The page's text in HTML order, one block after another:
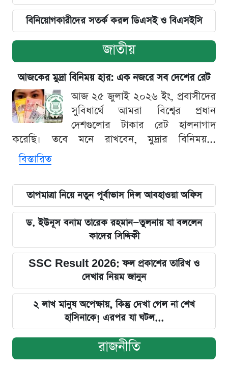
বিনিয়োগকারীদের সতর্ক করল ডিএসই ও বিএসইসি
জাতীয়
আজকের মুদ্রা বিনিময় হার: এক নজরে সব দেশের রেট
আজ ২৫ জুলাই ২০২৬ ইং, প্রবাসীদের
সুবিধার্থে আমরা বিশ্বের প্রধান
দেশগুলোর টাকার রেট হালনাগাদ
করেছি। তবে মনে রাখবেন, মুদ্রার বিনিময়...
বিস্তারিত
তাপমাত্রা নিয়ে নতুন পূর্বাভাস দিল আবহাওয়া অফিস
ড. ইউনূস বনাম তারেক রহমান—তুলনায় যা বললেন
কাদের সিদ্দিকী
SSC Result 2026: ফল প্রকাশের তারিখ ও
দেখার নিয়ম জানুন
২ লাখ মানুষ অপেক্ষায়, কিন্তু দেখা গেল না শেখ
হাসিনাকে! এরপর যা ঘটল...
রাজনীতি